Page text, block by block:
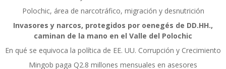
Polochic, área de narcotráfico, migración y desnutrición
Invasores y narcos, protegidos por oenegés de DD.HH.,
caminan de la mano en el Valle del Polochic
En qué se equivoca la política de EE. UU. Corrupción y Crecimiento
Mingob paga Q2.8 millones mensuales en asesores